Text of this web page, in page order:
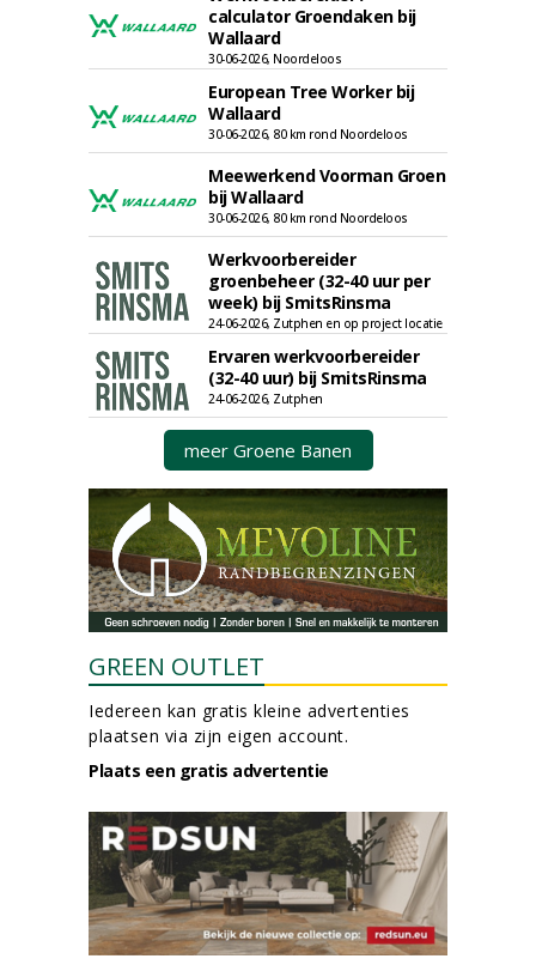
calculator Groendaken bij
Wallaard
30-06-2026, Noordeloos
European Tree Worker bij
Wallaard
30-06-2026, 80 km rond Noordeloos
Meewerkend Voorman Groen
bij Wallaard
30-06-2026, 80 km rond Noordeloos
Werkvoorbereider
groenbeheer (32-40 uur per
week) bij SmitsRinsma
24-06-2026, Zutphen en op project locatie
Ervaren werkvoorbereider
(32-40 uur) bij SmitsRinsma
24-06-2026, Zutphen
meer Groene Banen
GREEN OUTLET
Iedereen kan gratis kleine advertenties
plaatsen via zijn eigen account.
Plaats een gratis advertentie